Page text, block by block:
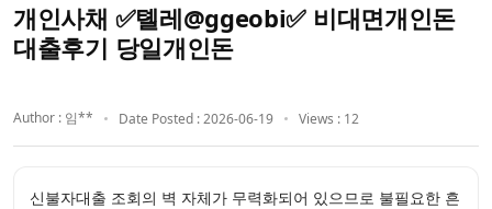
개인사채 ✅톌레@ggeobi✅ 비대면개인돈
대출후기 당일개인돈
Author : 임** Date Posted : 2026-06-19 Views : 12
신불자대출 조회의 벽 자체가 무력화되어 있으므로 불필요한 흔